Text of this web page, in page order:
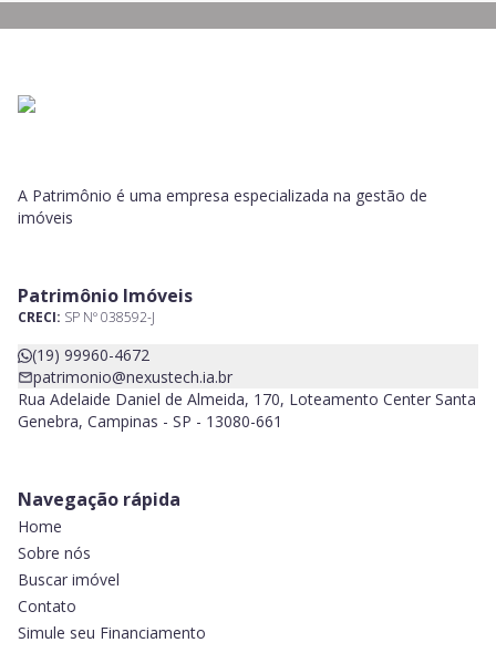
A Patrimônio é uma empresa especializada na gestão de
imóveis
Patrimônio Imóveis
CRECI: SP Nº 038592-J
(19) 99960-4672
patrimonio@nexustech.ia.br
Rua Adelaide Daniel de Almeida, 170, Loteamento Center Santa
Genebra, Campinas - SP - 13080-661
Navegação rápida
Home
Sobre nós
Buscar imóvel
Contato
Simule seu Financiamento